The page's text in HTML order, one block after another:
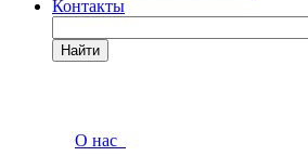
Контакты
Найти
О нас